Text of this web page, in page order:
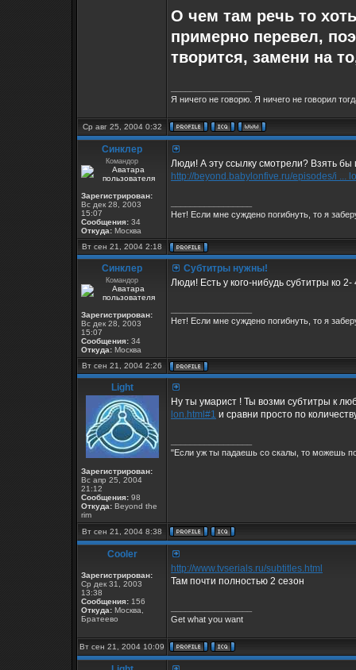
О чем там речь то
примерно перевел,
творится, замени на
Я ничего не говорю. Я ничего не говорил
Ср авг 25, 2004 0:32
Синклер
Командор
Зарегистрирован:
Вс дек 28, 2003
15:07
Сообщения: 34
Откуда: Москва
Люди! А эту ссылку смотрели? Взять бы
http://beyond.babylonfive.ru/episodes/i ...
Нет! Если мне суждено погибнуть, то я
Вт сен 21, 2004 2:18
Синклер
Командор
Зарегистрирован:
Вс дек 28, 2003
15:07
Сообщения: 34
Откуда: Москва
Субтитры нужны!
Люди! Есть у кого-нибудь субтитры ко
Нет! Если мне суждено погибнуть, то я
Вт сен 21, 2004 2:26
Light
Зарегистрирован:
Вс апр 25, 2004
21:12
Сообщения: 98
Откуда: Beyond the
rim
Ну ты умарист ! Ты возми субтитры к
lon.html#1 и сравни просто по
"Если уж ты падаешь со скалы, то можешь
Вт сен 21, 2004 8:38
Cooler
Зарегистрирован:
Ср дек 31, 2003
13:38
Сообщения: 156
Откуда: Москва,
Братеево
http://www.tvserials.ru/subtitles.html
Там почти полностью 2 сезон
Get what you want
Вт сен 21, 2004 10:09